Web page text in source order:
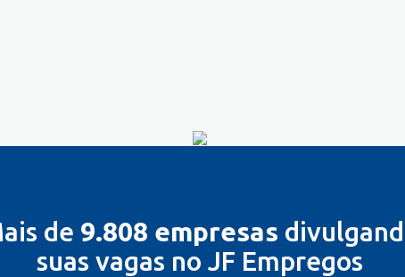
de 9.808 empresas
suas vagas no JF Empregos